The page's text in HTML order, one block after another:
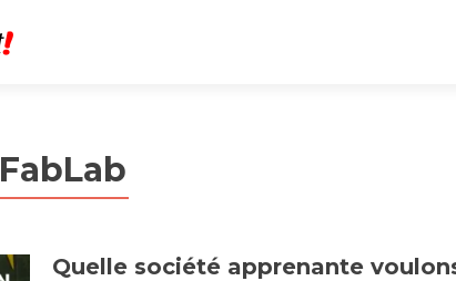
FabLab
Quelle société apprenante